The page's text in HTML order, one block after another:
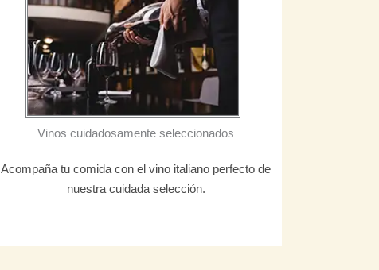
Vinos cuidadosamente seleccionados
Acompaña tu comida con el vino italiano perfecto de
nuestra cuidada selección.